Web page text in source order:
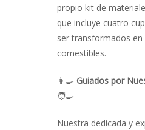
propio kit de
que incluye cuatro
ser transformados
comestibles.
👩‍🍳 Guiados por
🧑‍🍳
Nuestra dedicada y